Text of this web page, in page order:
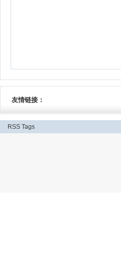
友情链接：
RSS Tags